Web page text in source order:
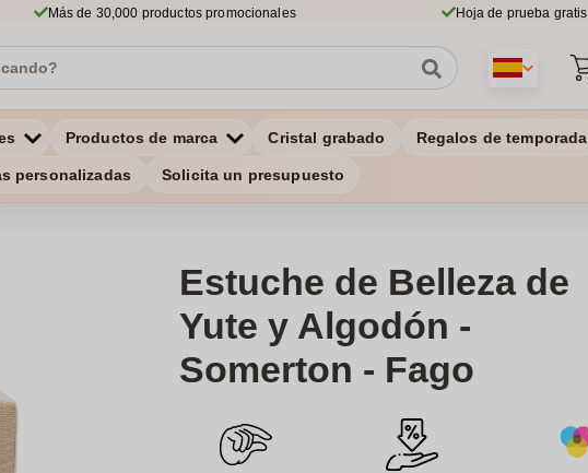
Más de 30,000 productos promocionales Hoja de prueba gratis
Productos de marca Cristal grabado Regalos de temporada
personalizadas Solicita un presupuesto
Estuche de Belleza de
Yute y Algodón -
Somerton - Fago